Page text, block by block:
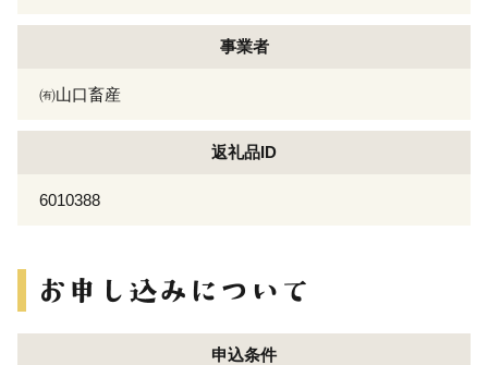
事業者
㈲山口畜産
返礼品ID
6010388
申込条件